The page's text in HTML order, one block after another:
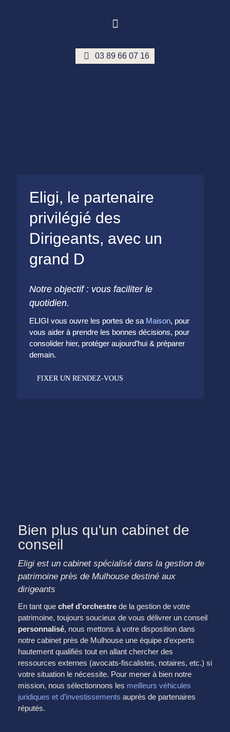
03 89 66 07 16
Eligi, le partenaire
privilégié des
Dirigeants, avec un
grand D
Notre objectif : vous faciliter le
quotidien.
ELIGI vous ouvre les portes de sa Maison, pour
vous aider à prendre les bonnes décisions, pour
consolider hier, protéger aujourd’hui & préparer
demain.
FIXER UN RENDEZ-VOUS
Bien plus qu'un cabinet de
conseil
Eligi est un cabinet spécialisé dans la gestion de
patrimoine près de Mulhouse destiné aux
dirigeants
En tant que chef d’orchestre de la gestion de votre
patrimoine, toujours soucieux de vous délivrer un conseil
personnalisé, nous mettons à votre disposition dans
notre cabinet près de Mulhouse une équipe d’experts
hautement qualifiés tout en allant chercher des
ressources externes (avocats-fiscalistes, notaires, etc.) si
votre situation le nécessite. Pour mener à bien notre
mission, nous sélectionnons les meilleurs véhicules
juridiques et d’investissements auprès de partenaires
réputés.